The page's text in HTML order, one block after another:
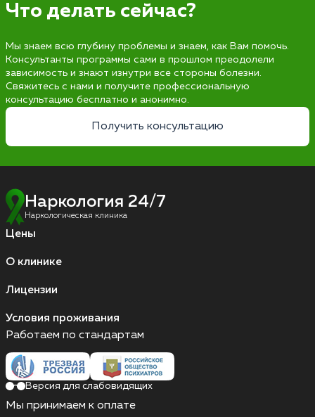
Что делать сейчас?
Мы знаем всю глубину проблемы и знаем, как Вам помочь.
Консультанты программы сами в прошлом преодолели
зависимость и знают изнутри все стороны болезни.
Свяжитесь с нами и получите профессиональную
консультацию бесплатно и анонимно.
Получить консультацию
Наркология 24/7
Наркологическая клиника
Цены
О клинике
Лицензии
Условия проживания
Работаем по стандартам
Версия для слабовидящих
Мы принимаем к оплате